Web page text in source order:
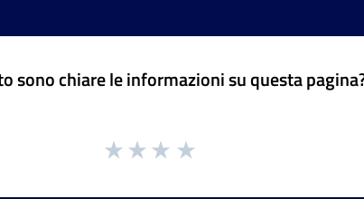
sono chiare le informazioni su questa